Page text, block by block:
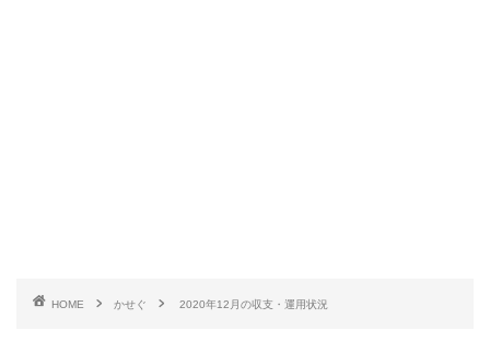
HOME かせぐ 2020年12月の収支・運用状況